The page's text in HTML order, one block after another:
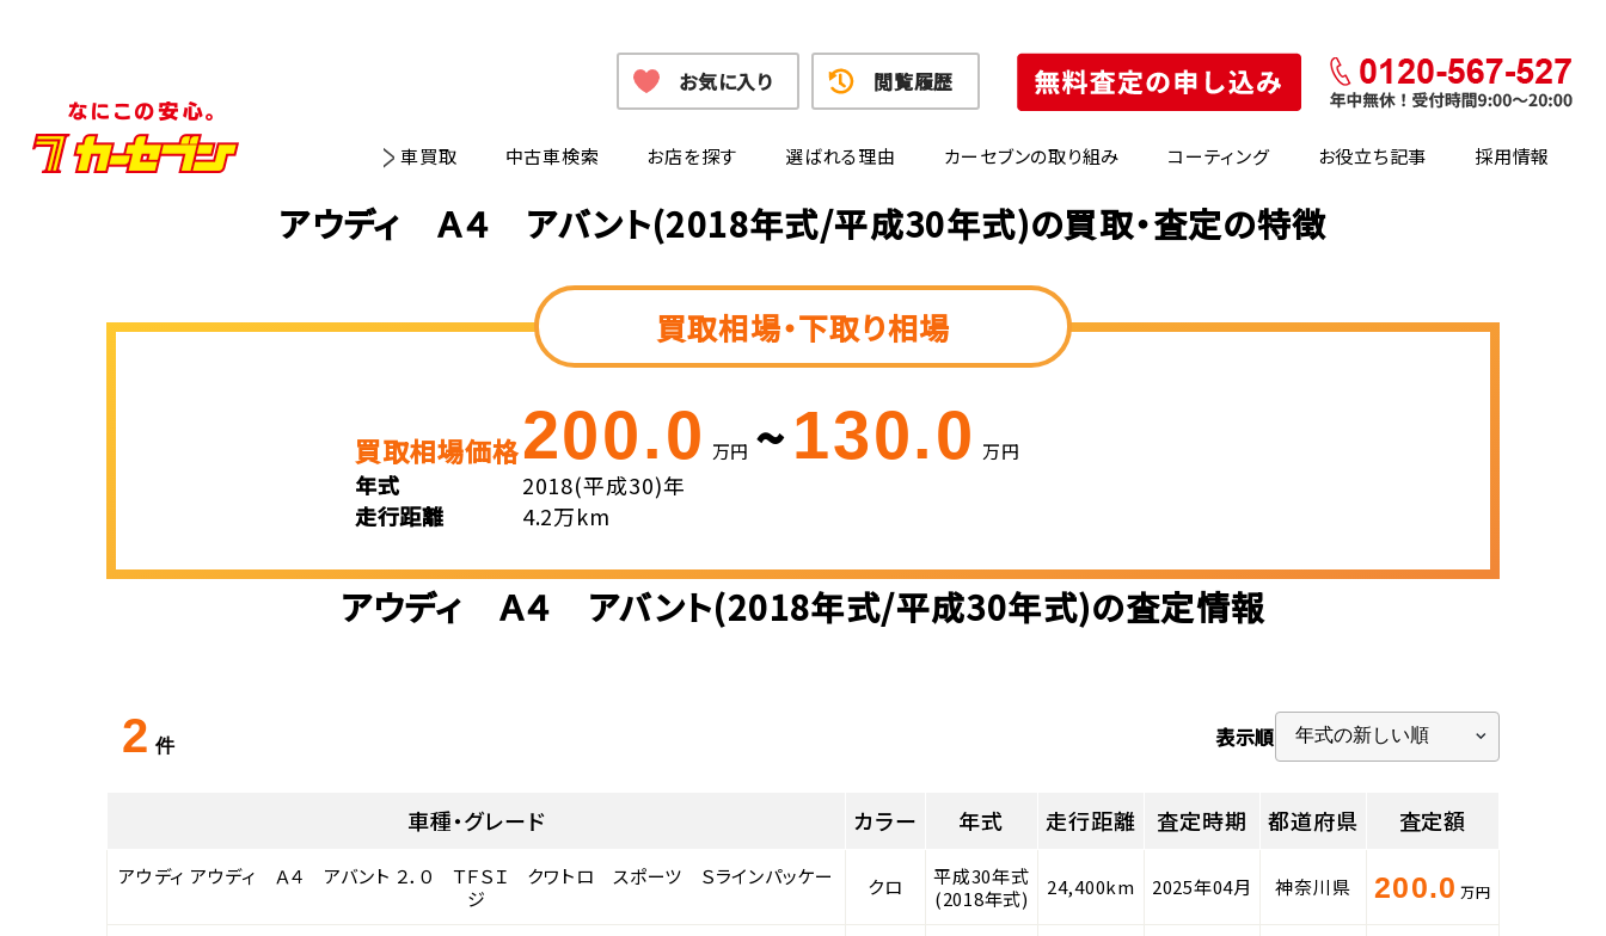
車買取 中古車検索 お店を探す 選ばれる理由 カーセブンの取り組み コーティング お役立ち記事 採用情報
お気に入り 閲覧履歴
アウディ Ａ４ アバント(2018年式/平成30年式)の買取・査定の特徴
買取相場・下取り相場
買取相場価格200.0 万円 ~130.0 万円
年式
2018(平成30)年
走行距離
4.2万km
アウディ Ａ４ アバント(2018年式/平成30年式)の査定情報
2 件 表示順
車種・グレード カラー 年式 走行距離 査定時期 都道府県 査定額
アウディ アウディ Ａ４ アバント ２．０ ＴＦＳＩ クワトロ スポーツ Ｓラインパッケー
ジ
クロ
平成30年式
(2018年式)
24,400km 2025年04月 神奈川県 200.0 万円